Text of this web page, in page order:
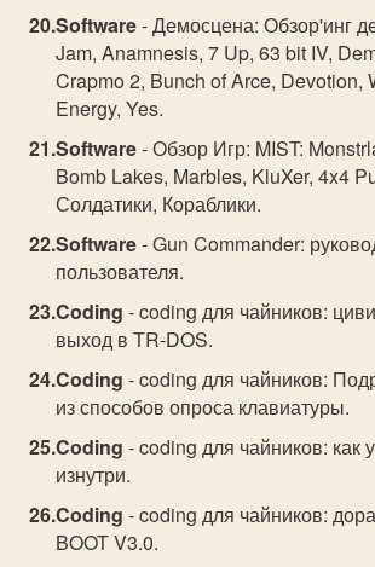
Software- Демосцена: Обзор'инг
Jam, Anamnesis, 7 Up, 63 bit IV,
Crapmo 2, Bunch of Arce, Devotion,
Energy, Yes.
Software- Обзор Игр: MIST:
Bomb Lakes, Marbles, KluXer, 4x4
Солдатики, Кораблики.
Software- Gun Commander:
пользователя.
Coding - coding для чайников:
выход в TR-DOS.
Coding - coding для чайников:
из способов опроса клавиатуры.
Coding - coding для чайников: как
изнутри.
Coding - coding для чайников:
BOOT V3.0.